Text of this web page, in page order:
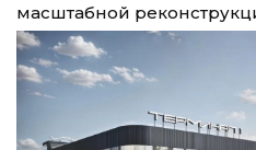
масштабной